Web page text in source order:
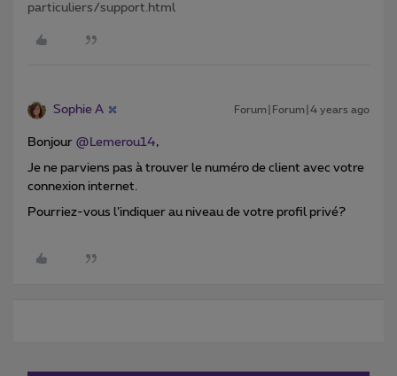
particuliers/support.html
Sophie A Forum|Forum|4 years ago
Bonjour @Lemerou14,
Je ne parviens pas à trouver le numéro de client avec votre
connexion internet.
Pourriez-vous l’indiquer au niveau de votre profil privé?